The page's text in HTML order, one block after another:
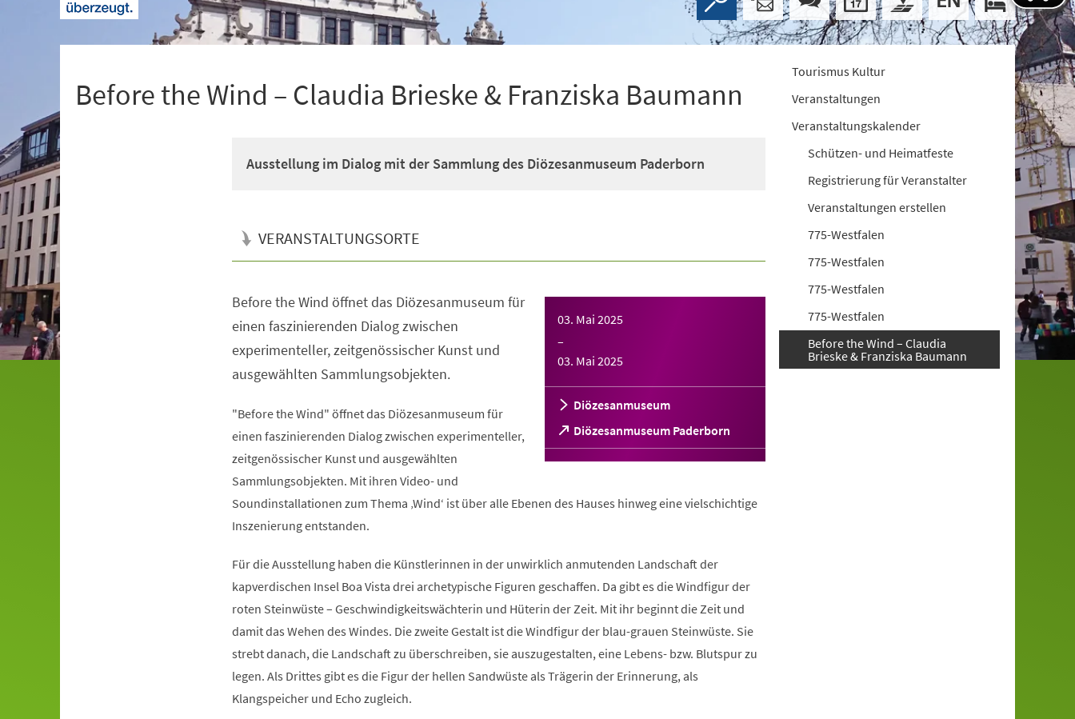
Before the Wind – Claudia Brieske & Franziska Baumann
Ausstellung im Dialog mit der Sammlung des Diözesanmuseum Paderborn
VERANSTALTUNGSORTE
03. Mai 2025
–
03. Mai 2025
Diözesanmuseum
Diözesanmuseum Paderborn
(Öffnet
in
einem
Before the Wind öffnet das Diözesanmuseum für
einen faszinierenden Dialog zwischen
experimenteller, zeitgenössischer Kunst und
ausgewählten Sammlungsobjekten.
"Before the Wind" öffnet das Diözesanmuseum für
einen faszinierenden Dialog zwischen experimenteller,
zeitgenössischer Kunst und ausgewählten
Sammlungsobjekten. Mit ihren Video- und
Soundinstallationen zum Thema ‚Wind‘ ist über alle Ebenen des Hauses hinweg eine vielschichtige
Inszenierung entstanden.
Für die Ausstellung haben die Künstlerinnen in der unwirklich anmutenden Landschaft der
kapverdischen Insel Boa Vista drei archetypische Figuren geschaffen. Da gibt es die Windfigur der
roten Steinwüste – Geschwindigkeitswächterin und Hüterin der Zeit. Mit ihr beginnt die Zeit und
damit das Wehen des Windes. Die zweite Gestalt ist die Windfigur der blau-grauen Steinwüste. Sie
strebt danach, die Landschaft zu überschreiben, sie auszugestalten, eine Lebens- bzw. Blutspur zu
legen. Als Drittes gibt es die Figur der hellen Sandwüste als Trägerin der Erinnerung, als
Klangspeicher und Echo zugleich.
Tourismus Kultur
Veranstaltungen
Veranstaltungskalender
Schützen- und Heimatfeste
Registrierung für Veranstalter
Veranstaltungen erstellen
775-Westfalen
775-Westfalen
775-Westfalen
775-Westfalen
Before the Wind – Claudia
Brieske & Franziska Baumann